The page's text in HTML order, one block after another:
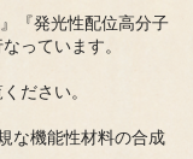
『発光性配位高分子
っています。
ださい。
な機能性材料の合成